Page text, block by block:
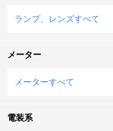
ランプ、レンズすべて
メーター
メーターすべて
電装系